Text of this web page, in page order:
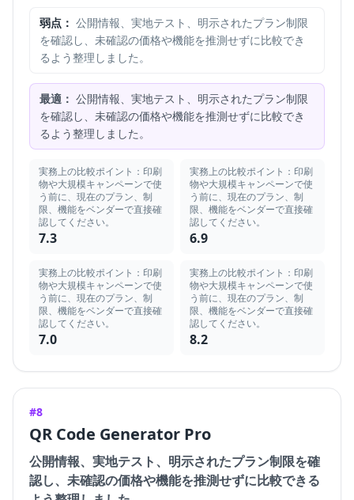
弱点： 公開情報、実地テスト、明示されたプラン制限
を確認し、未確認の価格や機能を推測せずに比較でき
るよう整理しました。
最適： 公開情報、実地テスト、明示されたプラン制限
を確認し、未確認の価格や機能を推測せずに比較でき
るよう整理しました。
実務上の比較ポイント：印刷
物や大規模キャンペーンで使
う前に、現在のプラン、制
限、機能をベンダーで直接確
認してください。
7.3
実務上の比較ポイント：印刷
物や大規模キャンペーンで使
う前に、現在のプラン、制
限、機能をベンダーで直接確
認してください。
6.9
実務上の比較ポイント：印刷
物や大規模キャンペーンで使
う前に、現在のプラン、制
限、機能をベンダーで直接確
認してください。
7.0
実務上の比較ポイント：印刷
物や大規模キャンペーンで使
う前に、現在のプラン、制
限、機能をベンダーで直接確
認してください。
8.2
#8
QR Code Generator Pro
公開情報、実地テスト、明示されたプラン制限を確
認し、未確認の価格や機能を推測せずに比較できる